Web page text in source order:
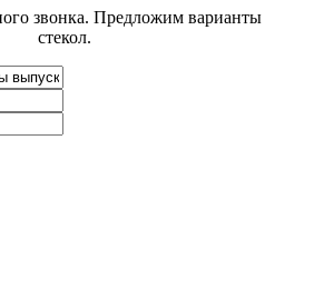
звонка. Предложим варианты
стекол.